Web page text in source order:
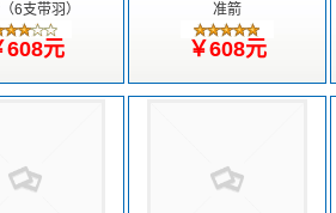
6支带羽）
608元
准箭
￥608元